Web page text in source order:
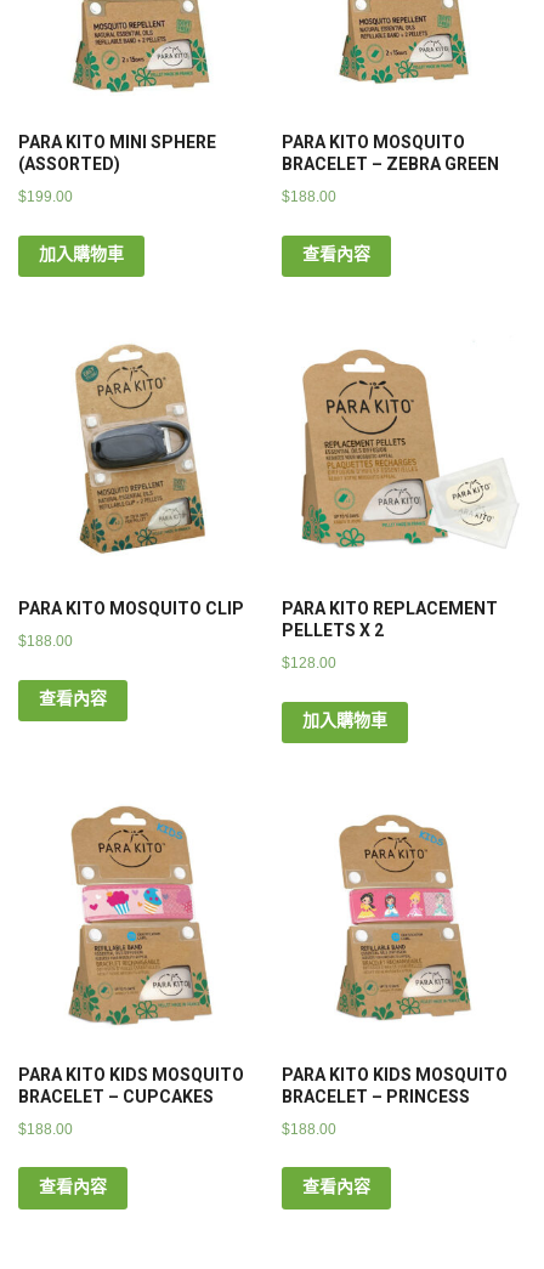
PARA KITO MINI SPHERE
(ASSORTED)
$199.00
加入購物車
PARA KITO MOSQUITO
BRACELET – ZEBRA GREEN
$188.00
查看內容
PARA KITO MOSQUITO CLIP
$188.00
查看內容
PARA KITO REPLACEMENT
PELLETS X 2
$128.00
加入購物車
PARA KITO KIDS MOSQUITO
BRACELET – CUPCAKES
$188.00
查看內容
PARA KITO KIDS MOSQUITO
BRACELET – PRINCESS
$188.00
查看內容